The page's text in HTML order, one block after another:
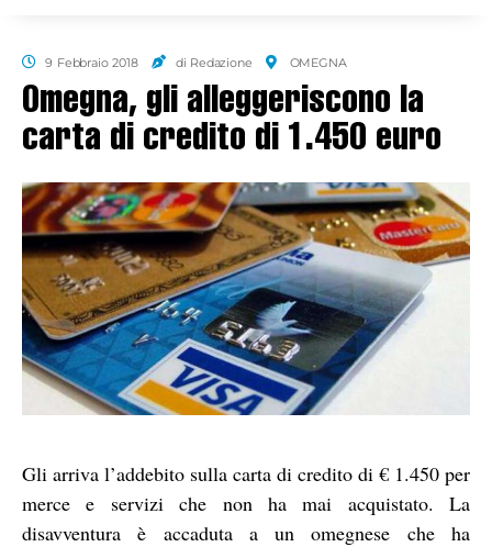
9 Febbraio 2018 di Redazione OMEGNA
Omegna, gli alleggeriscono la
carta di credito di 1.450 euro
Gli arriva l’addebito sulla carta di credito di € 1.450 per
merce e servizi che non ha mai acquistato. La
disavventura è accaduta a un omegnese che ha